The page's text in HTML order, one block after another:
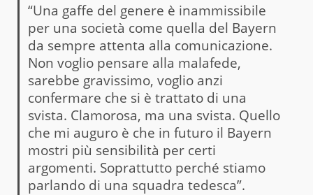
“Una gaffe del genere è inammissibile
per una società come quella del Bayern
da sempre attenta alla comunicazione.
Non voglio pensare alla malafede,
sarebbe gravissimo, voglio anzi
confermare che si è trattato di una
svista. Clamorosa, ma una svista. Quello
che mi auguro è che in futuro il Bayern
mostri più sensibilità per certi
argomenti. Soprattutto perché stiamo
parlando di una squadra tedesca”.